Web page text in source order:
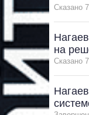
Сказано
на
Сказано